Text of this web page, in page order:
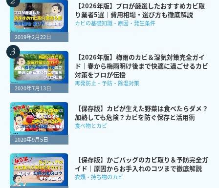
2019年2月22日
【2026年版】プロが厳選したおすすめカビ取
り業者5選｜費用相場・選び方も徹底解説
カビの基礎知識・原因・発生条件
2020年7月13日
【2026年版】梅雨のカビ＆湿気対策完全ガイ
ド｜春から梅雨明け後まで快適に過ごせるカビ
対策をプロが伝授
再発防止・予防・除湿対策
2020年9月5日
【保存版】カビが生えた野菜は食べたらダメ？
加熱しても危険？カビを防ぐ保存と活用術
食べ物とカビ
【保存版】かごバッグのカビ取り＆予防完全ガ
イド｜原因からお手入れのコツまで徹底解説
衣類・持ち物のカビ